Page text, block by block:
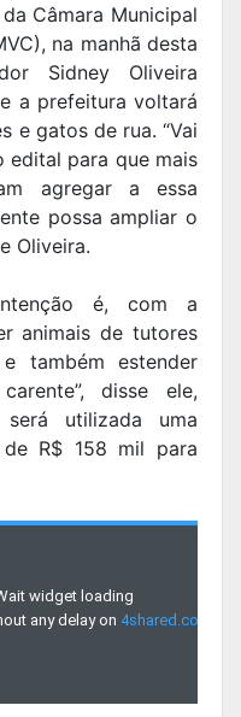
Câmara Municipal
na manhã desta
Sidney Oliveira
a prefeitura voltará
e gatos de rua. “Vai
edital para que mais
agregar a essa
possa ampliar o
Oliveira.
é, com a
animais de tutores
também estender
disse ele,
utilizada uma
R$ 158 mil para